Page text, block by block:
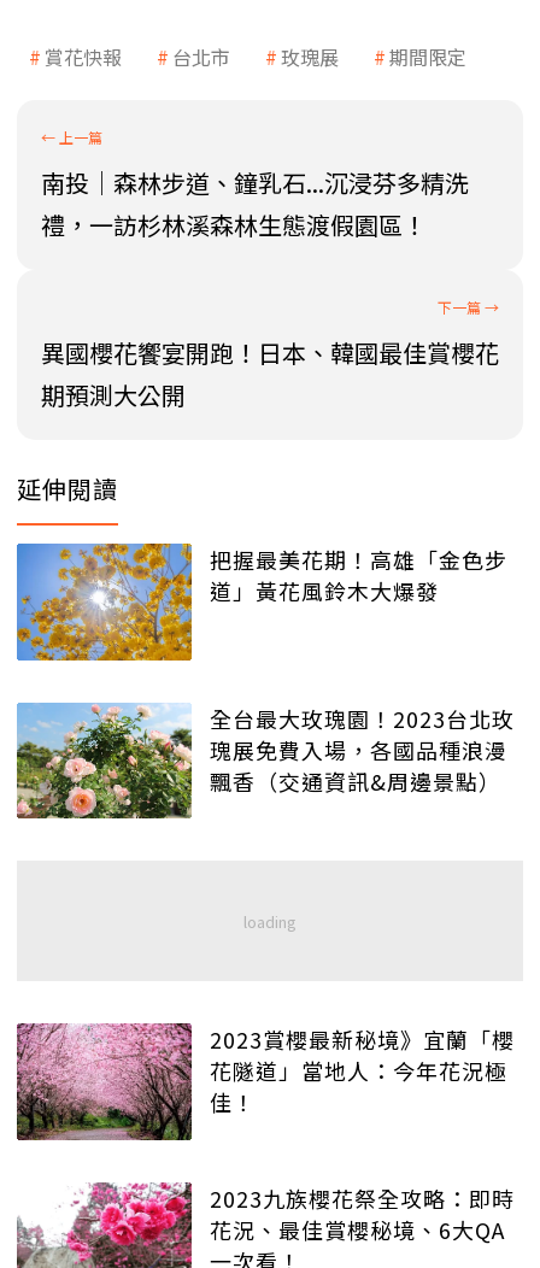
賞花快報 台北市 玫瑰展 期間限定
南投│森林步道、鐘乳石...沉浸芬多精洗
禮，一訪杉林溪森林生態渡假園區！
異國櫻花饗宴開跑！日本、韓國最佳賞櫻花
期預測大公開
延伸閱讀
把握最美花期！高雄「金色步
道」黃花風鈴木大爆發
全台最大玫瑰園！2023台北玫
瑰展免費入場，各國品種浪漫
飄香（交通資訊&周邊景點）
2023賞櫻最新秘境》宜蘭「櫻
花隧道」當地人：今年花況極
佳！
2023九族櫻花祭全攻略：即時
花況、最佳賞櫻秘境、6大QA
一次看！